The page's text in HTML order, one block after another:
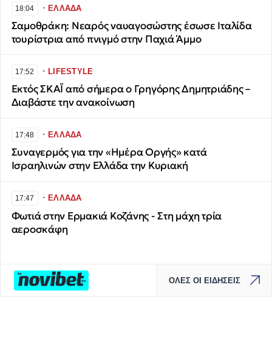
18:04 ∙ΕΛΛΑΔΑ
Σαμοθράκη: Νεαρός ναυαγοσώστης έσωσε Ιταλίδα
τουρίστρια από πνιγμό στην Παχιά Άμμο
17:52 ∙LIFESTYLE
Εκτός ΣΚΑΪ από σήμερα ο Γρηγόρης Δημητριάδης –
Διαβάστε την ανακοίνωση
17:48 ∙ΕΛΛΑΔΑ
Συναγερμός για την «Ημέρα Οργής» κατά
Ισραηλινών στην Ελλάδα την Κυριακή
17:47 ∙ΕΛΛΑΔΑ
Φωτιά στην Ερμακιά Κοζάνης - Στη μάχη τρία
αεροσκάφη
ΟΛΕΣ ΟΙ ΕΙΔΗΣΕΙΣ